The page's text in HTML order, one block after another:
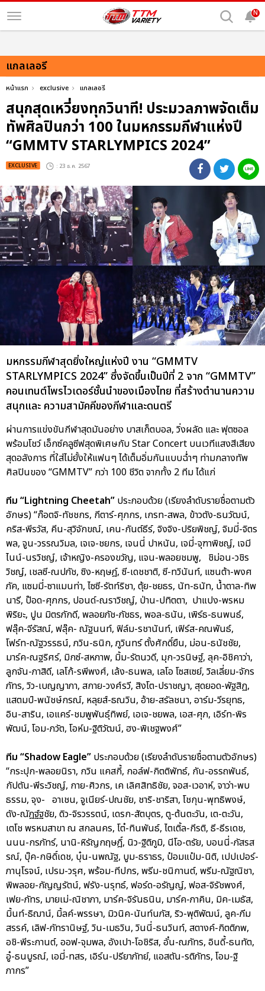
N
แกลเลอรี
หน้าแรก exclusive แกลเลอรี
สนุกสุดเหวี่ยงทุกวินาที! ประมวลภาพจัดเต็ม
ทัพศิลปินกว่า 100 ในมหกรรมกีฬาแห่งปี
“GMMTV STARLYMPICS 2024”
EXCLUSIVE : 23 ธ.ค. 2567
มหกรรมกีฬาสุดยิ่งใหญ่แห่งปี งาน “GMMTV
STARLYMPICS 2024” ซึ่งจัดขึ้นเป็นปีที่ 2 จาก “GMMTV”
คอนเทนต์โพรไวเดอร์ชั้นนำของเมืองไทย ที่สร้างตำนานความ
สนุกและ ความสามัคคีของกีฬาและดนตรี
ผ่านการแข่งขันกีฬาสุดมันอย่าง บาสเก็ตบอล, วิ่งผลัด และ ฟุตซอล
พร้อมโชว์ เอ็กซ์คลูซีฟสุดพิเศษกับ Star Concert บนเวทีแสงสีเสียง
สุดอลังการ ที่ใส่ไม่ยั้งให้แฟนๆ ได้เต็มอิ่มกันแบบฉ่ำๆ ท่ามกลางทัพ
ศิลปินของ “GMMTV” กว่า 100 ชีวิต จากทั้ง 2 ทีม ได้แก่
ทีม “Lightning Cheetah” ประกอบด้วย (เรียงลำดับรายชื่อตามตัว
อักษร) “ก๊อตจิ-ทัชชกร, กีตาร์-ศุภกร, เกรท-สพล, ข้าวตัง-ธนวัฒน์,
คริส-พีรวัส, คีน-สุวิจักขณ์, เคน-กันต์ธีร์, จิงจิง-ปริยพิชญ์, จิมมี่-จิตร
พล, จูน-วรรณวิมล, เจเจ-ชยกร, เจนนี่ ปาหนัน, เจมี่-จุฑาพิชญ์, เจมี
ไนน์-นรวิชญ์, เจ้าหญิง-ครองขวัญ, แจน-พลอยชมพู, ชิม่อน-วชิร
วิชญ์, เชลซี-ณปภัช, ซิง-หฤษฎ์, ซี-เดชชาติ, ซี-ทวินันท์, แซนต้า-พงศ
ภัค, แซมมี่-ซาแมนท่า, ไซซี-รัตท์ริชา, ตุ้ย-ชยธร, นัท-ธนัท, น้ำตาล-ทิพ
นารี, ป๊อด-ศุภกร, ปอนด์-ณราวิชญ์, ป่าน-ปทิตตา, ปาแปง-พรหม
พิริยะ, ปูน มิตรภักดี, พลอยภัช-ภัชธร, พอล-ธนัน, เพิร์ธ-ธนพนธ์,
ฟลุ๊ค-จีรัสณ์, ฟลุ๊ค- ณัฐนนท์, ฟิล์ม-รชานันท์, เฟิร์ส-คณพันธ์,
โฟร์ท-ณัฐวรรธน์, ภวิน-ธนิก, ภูวินทร์ ตั้งศักดิ์ยืน, ม่อน-ธนัชชัย,
มาร์ค-ณฐริศร์, มิกซ์-สหภาพ, มิ้ม-รัตนวดี, มุก-วรนิษฐ์, ลุค-อิชิคาว่า,
ลูกจัน-ภาสิดี, เลโก้-รพีพงศ์, เล้ง-ธนพล, เลโอ โซสเซย์, วิลเลี่ยม-จักร
ภัทร, วิว-เบญญาภา, สกาย-วงศ์รวี, สิงโต-ปราชญา, สุดยอด-พัฐสิฏ,
แสตมป์-พนัชษ์กรณ์, หลุยส์-ธณวิน, อ้าย-สรัลชนา, อาร์ม-วีรยุทธ,
อิน-สาริน, เอแคร์-ชมพูพันธุ์ทิพย์, เอเจ-ชยพล, เอส-ศุภ, เอิร์ท-พิร
พัฒน์, โอม-ภวัต, โอห์ม-ฐิติวัฒน์, ฮง-พิเชฐพงศ์”
ทีม “Shadow Eagle” ประกอบด้วย (เรียงลำดับรายชื่อตามตัวอักษร)
“กระปุก-พลอยนิรา, กวิน แคสกี้, กอล์ฟ-กิตติพัทธ์, กัน-อรรถพันธ์,
กัปตัน-พีระวิชญ์, กาย-ศิวกร, เค เลิศสิทธิชัย, จอส-เวอาห์, จาว่า-พบ
ธรรม, จุง- อาเชน, จูเนียร์-ปณชัย, ชาริ-ชาริสา, โชกุน-พุทธิพงษ์,
ดัง-ณัฎฐ์ฐชัย, ดิว-จิรวรรตน์, เดรก-สัตบุตร, ตู-ต้นตะวัน, เต-ตะวัน,
เตโช พรหมสาขา ณ สกลนคร, โต๋-ทินพันธ์, ไตเติ้ล-กีรติ, ธี-ธีรเดช,
นนน-กรภัทร์, นานิ-หิรัญกฤษฎิ์, นิว-ฐิติภูมิ, นีโอ-ตรัย, บอนนี่-ภัสรส
รณ์, บุ๊ค-กษิดิ์เดช, บุ๋น-นพณัฐ, บูม-ธราธร, ป๋อมแป๋ม-นิติ, เปปเปอร์-
ภานุโรจน์, เปรม-วรุศ, พร้อม-ทีปกร, พรีม-ชนิกานต์, พรีม-ณัฐณิชา,
พิพลอย-กัญญรัตน์, ฟรัง-นรุทธ์, ฟอร์ด-อรัญญ์, ฟอส-จิรัชพงศ์,
เฟย-ภัทร, มายเม่-ณิชาภา, มาร์ค-จิรันธนิน, มาร์ค-ภาคิน, มิค-เมธัส,
มิ้นท์-ธิฌาน์, มิ้ลค์-พรรษา, มิวนิค-นันท์นภัส, ริว-พุติพัฒน์, ลูค-ภีม
สรรค์, เลิฟ-ภัทรานิษฐ์, วิน-เมธวิน, วินนี่-ธนวินท์, สตางค์-กิตติภพ,
อชิ-พีระกานต์, ออฟ-จุมพล, อังเปา-โอชิริส, อั๋น-ณภัทร, อินดี้-ธนทัต,
อู๋-ธนบูรณ์, เอมี่-ทสร, เอิร์น-ปรียาภัทย์, แอสตัน-รติภัทร, โอม-ฐิ
ภากร”